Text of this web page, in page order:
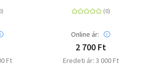
Ft
Online ár:
2 700 Ft
Eredeti ár: 3 000 Ft